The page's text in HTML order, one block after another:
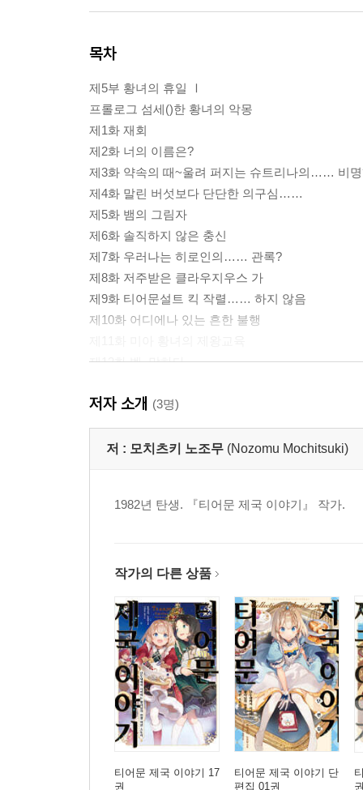
목차
제5부 황녀의 휴일 Ⅰ
프롤로그 섬세()한 황녀의 악몽
제1화 재회
제2화 너의 이름은?
제3화 약속의 때~울려 퍼지는 슈트리나의…… 비
제4화 말린 버섯보다 단단한 의구심……
제5화 뱀의 그림자
제6화 솔직하지 않은 충신
제7화 우러나는 히로인의…… 관록?
제8화 저주받은 클라우지우스 가
제9화 티어문설트 킥 작렬…… 하지 않음
제10화 어디에나 있는 흔한 불행
제12화 벨, 말하다
제14화 재상 루드비히의 시간 흔들림 이론
제15화 습격!
제16화 미아와 라피나의 스위트 토크
제19화 걸즈 토크는 끝나지 않는다
제22화 하이 파워 아이 프린세스, 재래
제23화 제국의 예지가 구상한 최강의 학생회!
제24화 미아 의장, 우물우물 회의를 이끌다
제25화 풍선 벨
제26화 유탄을 맞는…… 키스우드
제27화 못된 손녀딸, 할머니에게 연애 테크닉을 설
제28화 미아가 그렇게 말한다면……
제29화 권위주의자 미아!
제30화 복수자들 집결
제32화 벨 논파
저자 소개 (3명)
저 : 모치츠키 노조무 (Nozomu Mochitsuki)
1982년 탄생. 『티어문 제국 이야기』 작가.
작가의 다른 상품
티어문 제국 이야기 17
권
티어문 제국 이야기 단
편집 01권